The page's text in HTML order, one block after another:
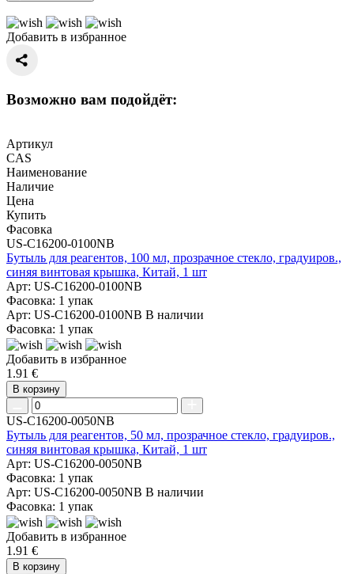
Добавить в избранное
Возможно вам подойдёт:
Артикул
CAS
Наименование
Наличие
Цена
Купить
Фасовка
US-C16200-0100NB
Бутыль для реагентов, 100 мл, прозрачное стекло, градуиров.,
синяя винтовая крышка, Китай, 1 шт
Арт: US-C16200-0100NB
Фасовка: 1 упак
Арт: US-C16200-0100NB В наличии
Фасовка: 1 упак
Добавить в избранное
1.91 €
В корзину
US-C16200-0050NB
Бутыль для реагентов, 50 мл, прозрачное стекло, градуиров.,
синяя винтовая крышка, Китай, 1 шт
Арт: US-C16200-0050NB
Фасовка: 1 упак
Арт: US-C16200-0050NB В наличии
Фасовка: 1 упак
Добавить в избранное
1.91 €
В корзину